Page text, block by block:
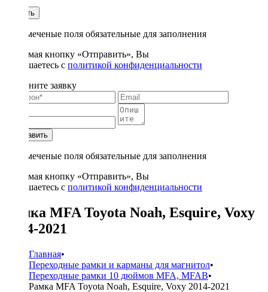
Купить
* - отмеченые поля обязательные для заполнения
Нажимая кнопку «Отправить», Вы
соглашаетесь с политикой конфиденциальности
Заполните заявку
Отправить
* - отмеченые поля обязательные для заполнения
Нажимая кнопку «Отправить», Вы
соглашаетесь с политикой конфиденциальности
Рамка MFA Toyota Noah, Esquire, Voxy
2014-2021
Главная•
Переходные рамки и карманы для магнитол•
Переходные рамки 10 дюймов MFA, MFAB•
Рамка MFA Toyota Noah, Esquire, Voxy 2014-2021